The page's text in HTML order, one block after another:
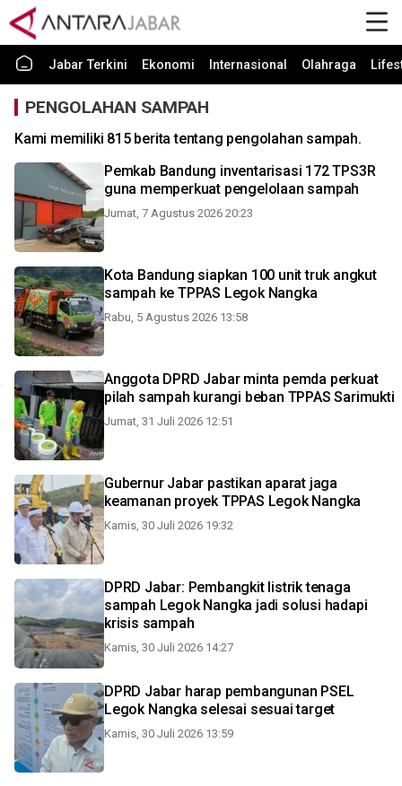
Jabar Terkini Ekonomi Internasional Olahraga
PENGOLAHAN SAMPAH
Kami memiliki 815 berita tentang pengolahan sampah.
Pemkab Bandung inventarisasi 172 TPS3R
guna memperkuat pengelolaan sampah
Jumat, 7 Agustus 2026 20:23
Kota Bandung siapkan 100 unit truk angkut
sampah ke TPPAS Legok Nangka
Rabu, 5 Agustus 2026 13:58
Anggota DPRD Jabar minta pemda perkuat
pilah sampah kurangi beban TPPAS Sarimukti
Jumat, 31 Juli 2026 12:51
Gubernur Jabar pastikan aparat jaga
keamanan proyek TPPAS Legok Nangka
Kamis, 30 Juli 2026 19:32
DPRD Jabar: Pembangkit listrik tenaga
sampah Legok Nangka jadi solusi hadapi
krisis sampah
Kamis, 30 Juli 2026 14:27
DPRD Jabar harap pembangunan PSEL
Legok Nangka selesai sesuai target
Kamis, 30 Juli 2026 13:59